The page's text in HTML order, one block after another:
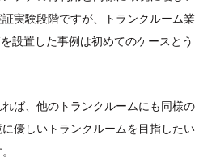
実験段階ですが、トランクルーム業
設置した事例は初めてのケースとう
ば、他のトランクルームにも同様の
優しいトランクルームを目指したい